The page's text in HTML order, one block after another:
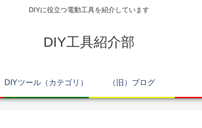
DIYに役立つ電動工具を紹介しています
DIY工具紹介部
DIYツール（カテゴリ） （旧）ブログ